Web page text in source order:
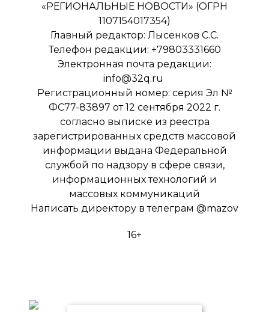
«РЕГИОНАЛЬНЫЕ НОВОСТИ» (ОГРН
1107154017354)
Главный редактор: Лысенков С.С.
Телефон редакции: +79803331660
Электронная почта редакции:
info@32q.ru
Регистрационный номер: серия Эл №
ФС77-83897 от 12 сентября 2022 г.
согласно выписке из реестра
зарегистрированных средств массовой
информации выдана Федеральной
службой по надзору в сфере связи,
информационных технологий и
массовых коммуникаций
Написать директору в телеграм @mazov
16+